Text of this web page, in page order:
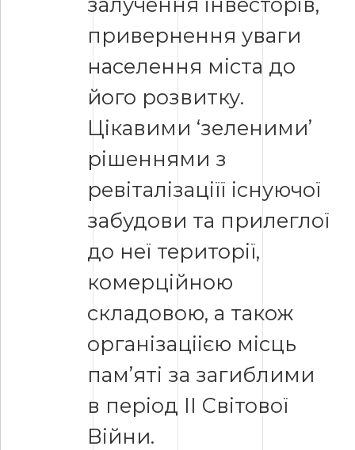
привернення уваги
населення міста до
його розвитку.
Цікавими ‘зеленими’
рішеннями з
ревіталізаціїї існуючої
забудови та прилеглої
до неї території,
комерційною
складовою, а також
організаціією місць
пам’яті за загиблими
в період ІІ Світової
Війни.